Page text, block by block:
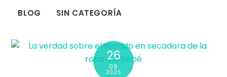
BLOG
SIN CATEGORÍA
26
09
2025